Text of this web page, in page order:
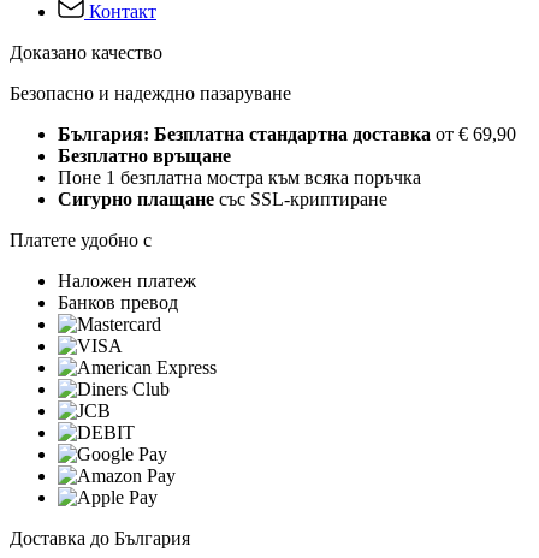
Контакт
Доказано качество
Безопасно и надеждно пазаруване
България: Безплатна стандартна доставка от € 69,90
Безплатно връщане
Поне 1 безплатна мостра към всяка поръчка
Сигурно плащане със SSL-криптиране
Платете удобно с
Наложен платеж
Банков превод
Доставка до България